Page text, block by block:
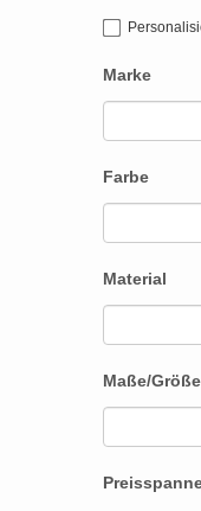
Marke
Farbe
Material
Maße/Größe